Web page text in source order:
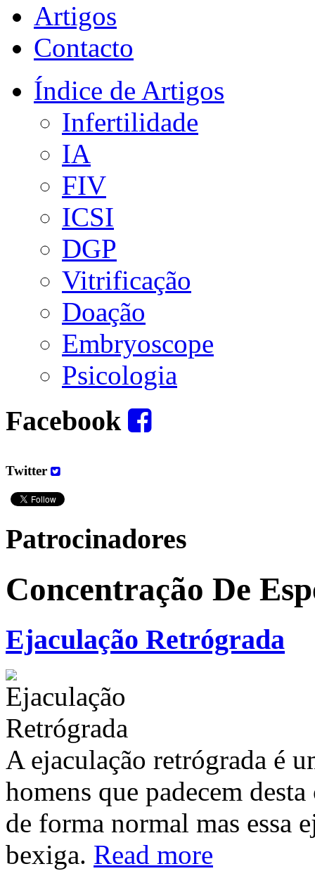
Artigos
Contacto
Índice de Artigos
Infertilidade
IA
FIV
ICSI
DGP
Vitrificação
Doação
Embryoscope
Psicologia
Facebook
Twitter
Patrocinadores
Concentração De
Ejaculação Retrógrada
A ejaculação retrógrada é
homens que padecem
de forma normal mas essa
bexiga. Read more